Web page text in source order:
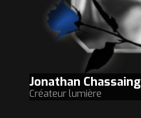
Jonathan Chassaing
Créateur lumière